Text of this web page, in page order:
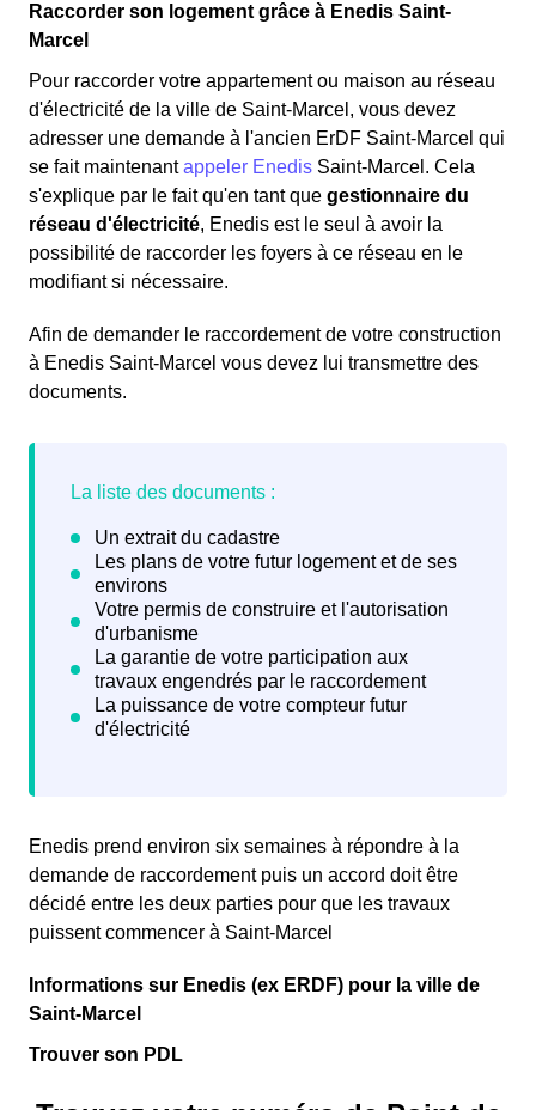
Raccorder son logement grâce à Enedis Saint-
Marcel
Pour raccorder votre appartement ou maison au réseau
d'électricité de la ville de Saint-Marcel, vous devez
adresser une demande à l'ancien ErDF Saint-Marcel qui
se fait maintenantappeler Enedis Saint-Marcel. Cela
s'explique par le fait qu'en tant que gestionnaire du
réseau d'électricité, Enedis est le seul à avoir la
possibilité de raccorder les foyers à ce réseau en le
modifiant si nécessaire.
Afin de demander le raccordement de votre construction
à Enedis Saint-Marcel vous devez lui transmettre des
documents.
Enedis prend environ six semaines à répondre à la
demande de raccordement puis un accord doit être
décidé entre les deux parties pour que les travaux
puissent commencer à Saint-Marcel
Informations sur Enedis (ex ERDF) pour la ville de
Saint-Marcel
Trouver son PDL